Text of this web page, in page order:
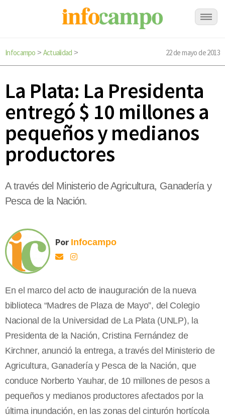
Infocampo > Actualidad > 22 de mayo de 2013
La Plata: La Presidenta
entregó $ 10 millones a
pequeños y medianos
productores
A través del Ministerio de Agricultura, Ganadería y
Pesca de la Nación.
Por Infocampo
En el marco del acto de inauguración de la nueva
biblioteca “Madres de Plaza de Mayo”, del Colegio
Nacional de la Universidad de La Plata (UNLP), la
Presidenta de la Nación, Cristina Fernández de
Kirchner, anunció la entrega, a través del Ministerio de
Agricultura, Ganadería y Pesca de la Nación, que
conduce Norberto Yauhar, de 10 millones de pesos a
pequeños y medianos productores afectados por la
última inundación, en las zonas del cinturón hortícola